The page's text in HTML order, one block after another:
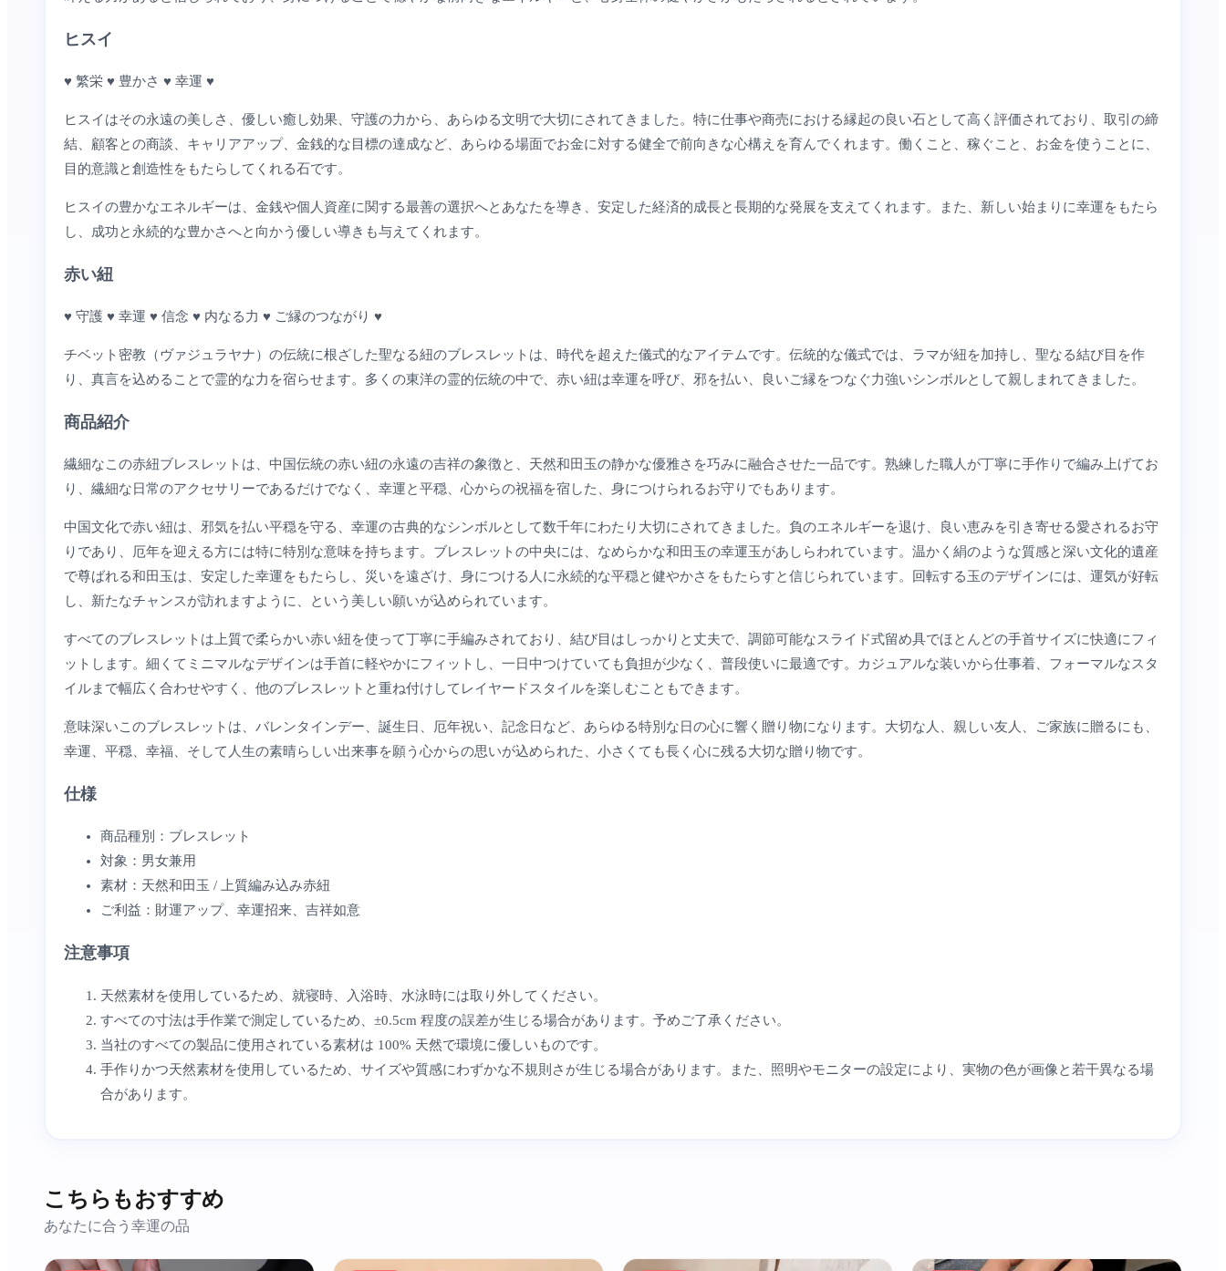
ヒスイ
♥ 繁栄 ♥ 豊かさ ♥ 幸運 ♥
ヒスイはその永遠の美しさ、優しい癒し効果、守護の力から、あらゆる文明で大切にされてきました。特に仕事や商売における縁起の良い石として高く評価されており、取引の締
結、顧客との商談、キャリアアップ、金銭的な目標の達成など、あらゆる場面でお金に対する健全で前向きな心構えを育んでくれます。働くこと、稼ぐこと、お金を使うことに、
目的意識と創造性をもたらしてくれる石です。
ヒスイの豊かなエネルギーは、金銭や個人資産に関する最善の選択へとあなたを導き、安定した経済的成長と長期的な発展を支えてくれます。また、新しい始まりに幸運をもたら
し、成功と永続的な豊かさへと向かう優しい導きも与えてくれます。
赤い紐
♥ 守護 ♥ 幸運 ♥ 信念 ♥ 内なる力 ♥ ご縁のつながり ♥
チベット密教（ヴァジュラヤナ）の伝統に根ざした聖なる紐のブレスレットは、時代を超えた儀式的なアイテムです。伝統的な儀式では、ラマが紐を加持し、聖なる結び目を作
り、真言を込めることで霊的な力を宿らせます。多くの東洋の霊的伝統の中で、赤い紐は幸運を呼び、邪を払い、良いご縁をつなぐ力強いシンボルとして親しまれてきました。
商品紹介
繊細なこの赤紐ブレスレットは、中国伝統の赤い紐の永遠の吉祥の象徴と、天然和田玉の静かな優雅さを巧みに融合させた一品です。熟練した職人が丁寧に手作りで編み上げてお
り、繊細な日常のアクセサリーであるだけでなく、幸運と平穏、心からの祝福を宿した、身につけられるお守りでもあります。
中国文化で赤い紐は、邪気を払い平穏を守る、幸運の古典的なシンボルとして数千年にわたり大切にされてきました。負のエネルギーを退け、良い恵みを引き寄せる愛されるお守
りであり、厄年を迎える方には特に特別な意味を持ちます。ブレスレットの中央には、なめらかな和田玉の幸運玉があしらわれています。温かく絹のような質感と深い文化的遺産
で尊ばれる和田玉は、安定した幸運をもたらし、災いを遠ざけ、身につける人に永続的な平穏と健やかさをもたらすと信じられています。回転する玉のデザインには、運気が好転
し、新たなチャンスが訪れますように、という美しい願いが込められています。
すべてのブレスレットは上質で柔らかい赤い紐を使って丁寧に手編みされており、結び目はしっかりと丈夫で、調節可能なスライド式留め具でほとんどの手首サイズに快適にフィ
ットします。細くてミニマルなデザインは手首に軽やかにフィットし、一日中つけていても負担が少なく、普段使いに最適です。カジュアルな装いから仕事着、フォーマルなスタ
イルまで幅広く合わせやすく、他のブレスレットと重ね付けしてレイヤードスタイルを楽しむこともできます。
意味深いこのブレスレットは、バレンタインデー、誕生日、厄年祝い、記念日など、あらゆる特別な日の心に響く贈り物になります。大切な人、親しい友人、ご家族に贈るにも、
幸運、平穏、幸福、そして人生の素晴らしい出来事を願う心からの思いが込められた、小さくても長く心に残る大切な贈り物です。
仕様
商品種別：ブレスレット
対象：男女兼用
素材：天然和田玉 / 上質編み込み赤紐
ご利益：財運アップ、幸運招来、吉祥如意
注意事項
天然素材を使用しているため、就寝時、入浴時、水泳時には取り外してください。
すべての寸法は手作業で測定しているため、±0.5cm 程度の誤差が生じる場合があります。予めご了承ください。
当社のすべての製品に使用されている素材は 100% 天然で環境に優しいものです。
手作りかつ天然素材を使用しているため、サイズや質感にわずかな不規則さが生じる場合があります。また、照明やモニターの設定により、実物の色が画像と若干異なる場
合があります。
こちらもおすすめ
あなたに合う幸運の品